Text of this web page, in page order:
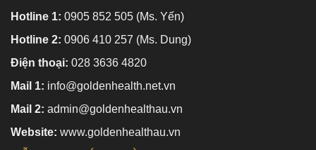
Hotline 1: 0905 852 505 (Ms. Yến)
Hotline 2: 0906 410 257 (Ms. Dung)
Điện thoại: 028 3636 4820
Mail 1: info@goldenhealth.net.vn
Mail 2: admin@goldenhealthau.vn
Website: www.goldenhealthau.vn